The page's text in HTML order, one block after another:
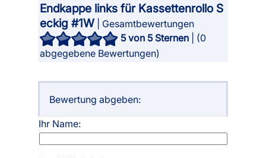
Endkappe links für Kassettenrollo S
eckig #1W | Gesamtbewertungen
5von 5 Sternen | (0
abgegebene Bewertungen)
Bewertung abgeben:
Ihr Name: